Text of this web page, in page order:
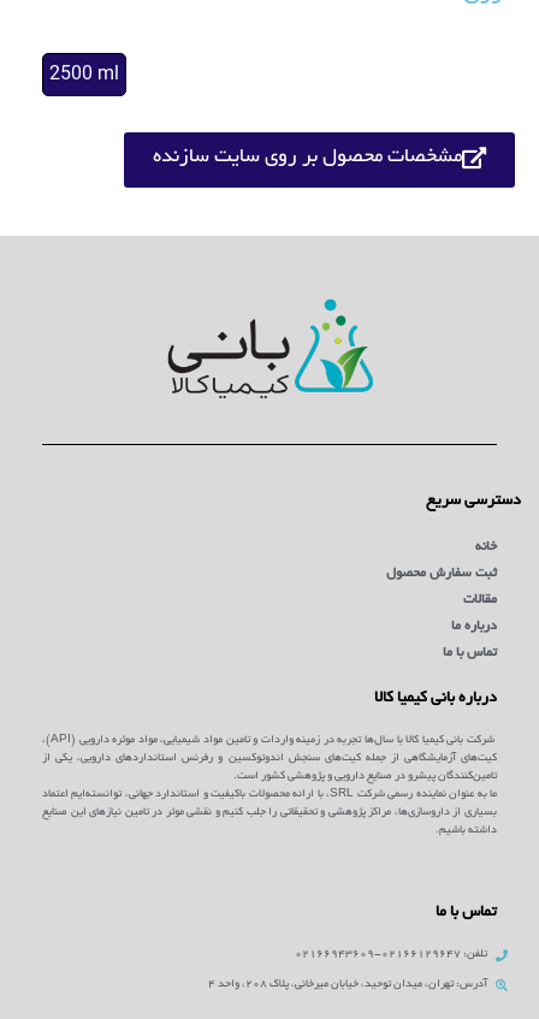
2500 ml
مشخصات محصول بر روی سایت سازنده
دسترسی سریع
خانه
ثبت سفارش محصول
مقالات
درباره ما
تماس با ما
درباره بانی کیمیا کالا
شرکت بانی کیمیا کالا با سال‌ها تجربه در زمینه واردات و تامین مواد شیمیایی، مواد موثره دارویی (API)،
کیت‌های آزمایشگاهی از جمله کیت‌های سنجش اندوتوکسین و رفرنس استانداردهای دارویی، یکی از
تامین‌کنندگان پیشرو در صنایع دارویی و پژوهشی کشور است.
ما به عنوان نماینده رسمی شرکت SRL، با ارائه محصولات باکیفیت و استاندارد جهانی، توانسته‌ایم اعتماد
بسیاری از داروسازی‌ها، مراکز پژوهشی و تحقیقاتی را جلب کنیم و نقشی موثر در تامین نیازهای این صنایع
داشته باشیم.
تماس با ما
تلفن: 02166129647-02166943609
آدرس: تهران، میدان توحید، خیابان میرخانی، پلاک 208، واحد 4